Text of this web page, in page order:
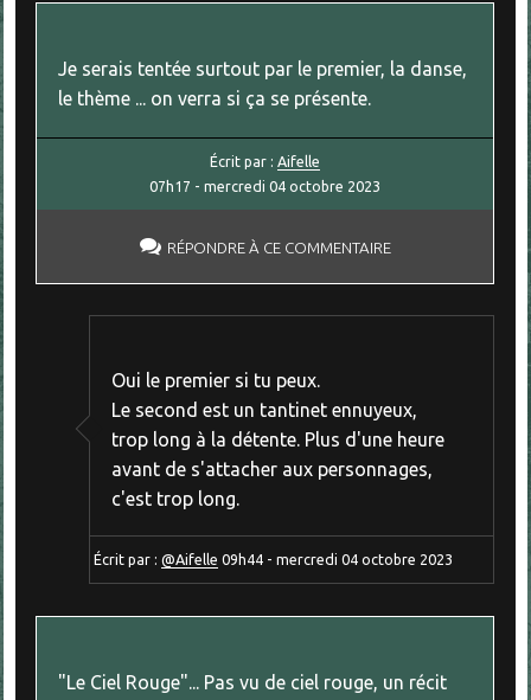
Je serais tentée surtout par le premier, la danse,
le thème ... on verra si ça se présente.
Écrit par :Aifelle
07h17 -mercredi 04 octobre 2023
RÉPONDRE À CE COMMENTAIRE
Oui le premier si tu peux.
Le second est un tantinet ennuyeux,
trop long à la détente. Plus d'une heure
avant de s'attacher aux personnages,
c'est trop long.
Écrit par :@Aifelle 09h44 -mercredi 04 octobre 2023
"Le Ciel Rouge"... Pas vu de ciel rouge, un récit